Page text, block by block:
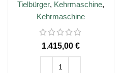
Tielbürger, Kehrmaschine,
Kehrmaschine
€